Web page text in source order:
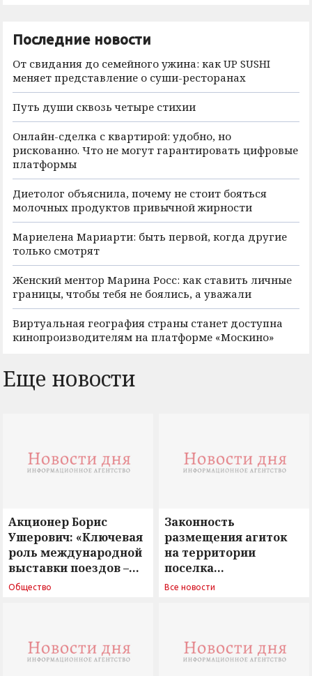
Последние новости
От свидания до семейного ужина: как UP SUSHI
меняет представление о суши-ресторанах
Путь души сквозь четыре стихии
Онлайн-сделка с квартирой: удобно, но
рискованно. Что не могут гарантировать цифровые
платформы
Диетолог объяснила, почему не стоит бояться
молочных продуктов привычной жирности
Мариелена Мариарти: быть первой, когда другие
только смотрят
Женский ментор Марина Росс: как ставить личные
границы, чтобы тебя не боялись, а уважали
Виртуальная география страны станет доступна
кинопроизводителям на платформе «Москино»
Еще новости
Акционер Борис
Ушерович: «Ключевая
роль международной
выставки поездов –
поиск ответов на
Общество
Законность
размещения агиток
на территории
поселка
Новосергиевка
Все новости